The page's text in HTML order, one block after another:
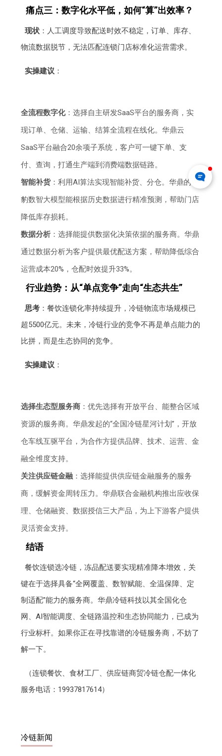
痛点三：数字化水平低，如何“算”出效率？
现状：人工调度导致配送时效不稳定，订单、库存、
物流数据脱节，无法匹配连锁门店标准化运营需求。
实操建议 ：
全流程数字化：选择自主研发SaaS平台的服务商，实
现订单、仓储、运输、结算全流程在线化。华鼎云
SaaS平台融合20余项子系统，客户可一键下单、支
付、查询，打通生产端到消费端数据链路。
智能补货：利用AI算法实现智能补货、分仓。华鼎的雪
豹数智大模型能根据历史数据进行精准预测，帮助门店
降低库存损耗。
数据分析 ：选择能提供数据化决策依据的服务商。华鼎
通过数据分析为客户提供最优配送方案，帮助降低综合
运营成本20%，仓配时效提升33%。
行业趋势：从“单点竞争”走向“生态共生”
思考：餐饮连锁化率持续提升，冷链物流市场规模已
超5500亿元。未来，冷链行业的竞争不再是单点能力的
比拼，而是生态协同的竞争。
实操建议 ：
选择生态型服务商 ：优先选择有开放平台、能整合区域
资源的服务商。华鼎发起的“全国冷链星河计划”，开放
仓车线互驱平台，为合作方提供品牌、技术、运营、金
融全维度支持。
关注供应链金融 ：选择能提供供应链金融服务的服务
商，缓解资金周转压力。华鼎联合金融机构推出应收保
理、仓储融资、数据授信三大产品，为上下游客户提供
灵活资金支持。
结语
餐饮连锁选冷链，冻品配送要实现精准降本增效，关
键在于选择具备“全网覆盖、数智赋能、全温保障、定
制适配”能力的服务商。华鼎冷链科技以其全国化仓
网、AI智能调度、全链路温控和生态协同能力，已成为
行业标杆。如果你正在寻找靠谱的冷链服务商，不妨了
解一下。
（连锁餐饮、食材工厂、供应链商贸冷链仓配一体化
服务电话：19937817614）
冷链新闻